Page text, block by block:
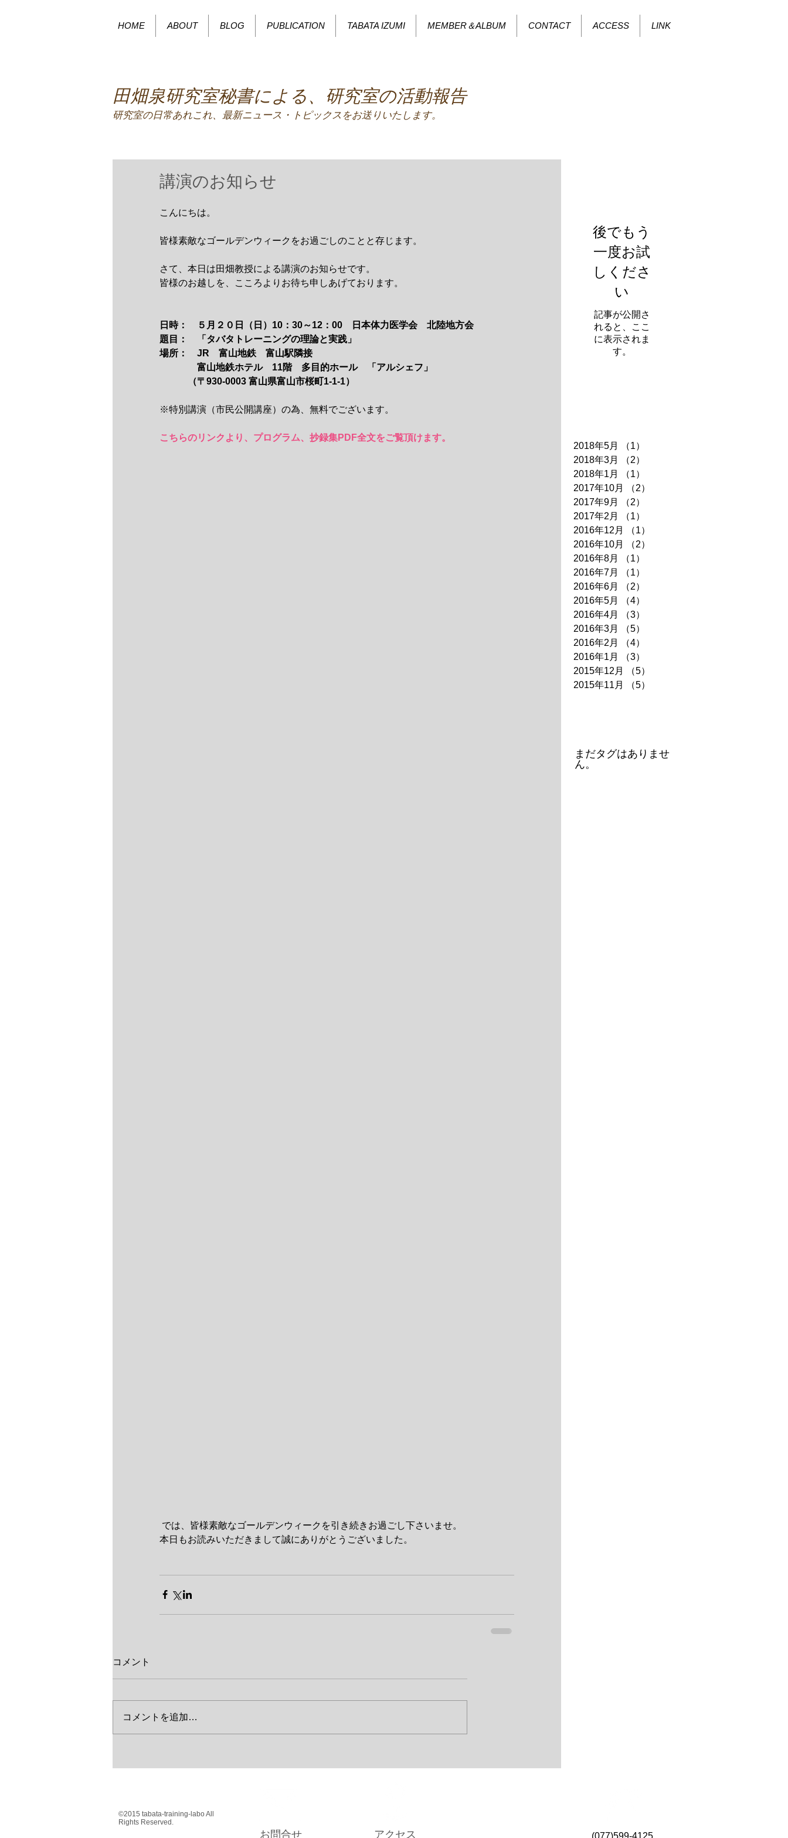
HOME ABOUT BLOG PUBLICATION TABATA IZUMI MEMBER＆ALBUM CONTACT ACCESS LINK
田畑泉研究室秘書による、研究室の活動報告
研究室の日常あれこれ、最新ニュース・トピックスをお送りいたします。
講演のお知らせ
こんにちは。
皆様素敵なゴールデンウィークをお過ごしのことと存じます。
さて、本日は田畑教授による講演のお知らせです。
皆様のお越しを、こころよりお待ち申しあげております。
日時：　５月２０日（日）10：30～12：00　日本体力医学会　北陸地方会
題目：　「タバタトレーニングの理論と実践」
場所：　JR　富山地鉄　富山駅隣接
富山地鉄ホテル　11階　多目的ホール　「アルシェフ」
（〒930-0003 富山県富山市桜町1-1-1）
※特別講演（市民公開講座）の為、無料でございます。
こちらのリンクより、プログラム、抄録集PDF全文をご覧頂けます。
では、皆様素敵なゴールデンウィークを引き続きお過ごし下さいませ。
本日もお読みいただきまして誠にありがとうございました。
コメント
コメントを追加…
後でもう
一度お試
しくださ
い
記事が公開さ
れると、ここ
に表示されま
す。
2018年5月 （1）
2018年3月
（2）
2018年1月
（1）
2017年10月
（2）
2017年9月
（2）
2017年2月
（1）
2016年12月
（1）
2016年10月
（2）
2016年8月
（1）
2016年7月
（1）
2016年6月
（2）
2016年5月
（4）
2016年4月
（3）
2016年3月
（5）
2016年2月
（4）
2016年1月
（3）
2015年12月
（5）
2015年11月
（5）
まだタグはありませ
ん。
©2015 tabata-training-labo All
Rights Reserved.
お問合せ アクセス (077)599-4125